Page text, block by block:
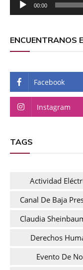
00:00
ENCUENTRANOS
Facebook
Instagram
TAGS
Actividad
Canal De Baja
Claudia
Derechos
Evento De